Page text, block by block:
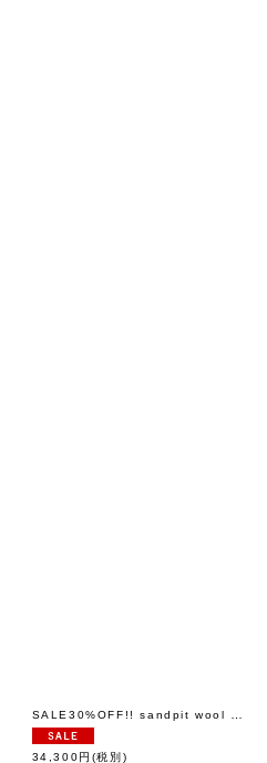
eb.a.gos ]
34,300円 (税別)